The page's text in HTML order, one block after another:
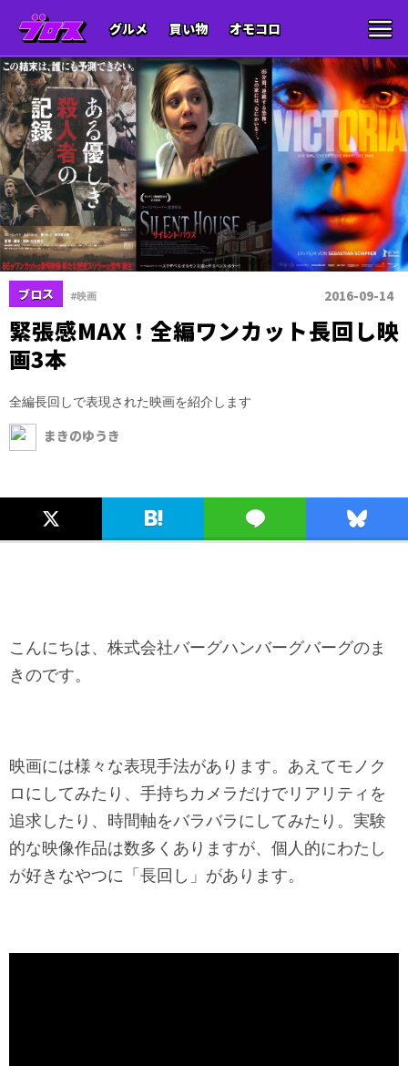
グルメ 買い物 オモコロ
ブロス #映画 2016-09-14
緊張感MAX！全編ワンカット長回し映
画3本
全編長回しで表現された映画を紹介します
まきのゆうき
こんにちは、株式会社バーグハンバーグバーグのま
きのです。
映画には様々な表現手法があります。あえてモノク
ロにしてみたり、手持ちカメラだけでリアリティを
追求したり、時間軸をバラバラにしてみたり。実験
的な映像作品は数多くありますが、個人的にわたし
が好きなやつに「長回し」があります。